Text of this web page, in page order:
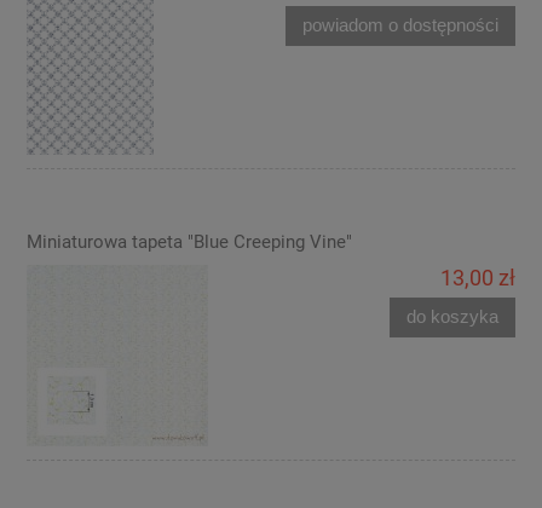
powiadom o dostępności
Miniaturowa tapeta "Blue Creeping Vine"
13,00 zł
do koszyka